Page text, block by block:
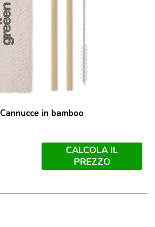
Cannucce in bamboo
CALCOLA IL
PREZZO